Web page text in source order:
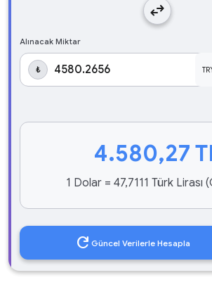
swap_horiz
Alınacak Miktar
₺
4.580,27
1 Dolar = 47,7111 Türk Lirası
refresh Güncel Verilerle Hesapla